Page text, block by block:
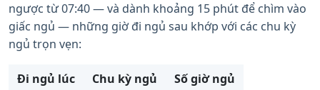
ngược từ 07:40 — và dành khoảng 15 phút để chìm vào
giấc ngủ — những giờ đi ngủ sau khớp với các chu kỳ
ngủ trọn vẹn:
Đi ngủ lúc Chu kỳ ngủ
Số giờ ngủ